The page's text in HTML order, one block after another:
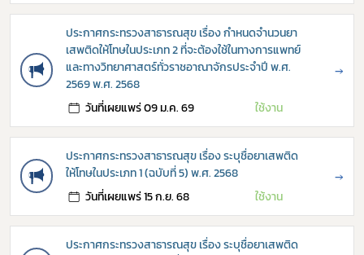
ประกาศกระทรวงสาธารณสุข เรื่อง กำหนดจำนวนยา
เสพติดให้โทษในประเภท 2 ที่จะต้องใช้ในทางการแพทย์
และทางวิทยาศาสตร์ทั่วราชอาณาจักรประจำปี พ.ศ.
2569 พ.ศ. 2568
วันที่เผยแพร่ 09 ม.ค. 69
ใช้งาน
→
ประกาศกระทรวงสาธารณสุข เรื่อง ระบุชื่อยาเสพติด
ให้โทษในประเภท 1 (ฉบับที่ 5) พ.ศ. 2568
วันที่เผยแพร่ 15 ก.ย. 68
ใช้งาน
→
ประกาศกระทรวงสาธารณสุข เรื่อง ระบุชื่อยาเสพติด
Subscribe